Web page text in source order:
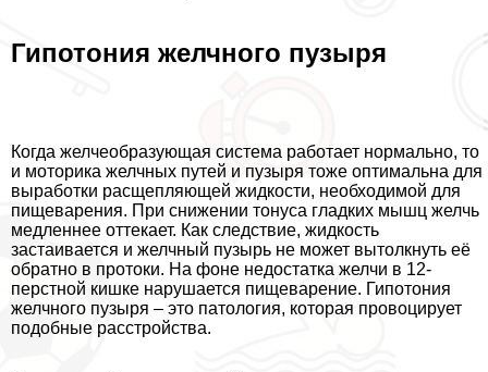
Гипотония желчного пузыря
Когда желчеобразующая система работает нормально, то
и моторика желчных путей и пузыря тоже оптимальна для
выработки расщепляющей жидкости, необходимой для
пищеварения. При снижении тонуса гладких мышц желчь
медленнее оттекает. Как следствие, жидкость
застаивается и желчный пузырь не может вытолкнуть её
обратно в протоки. На фоне недостатка желчи в 12-
перстной кишке нарушается пищеварение. Гипотония
желчного пузыря – это патология, которая провоцирует
подобные расстройства.